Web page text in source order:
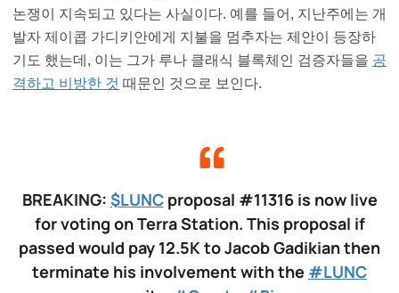
논쟁이 지속되고 있다는 사실이다. 예를 들어, 지난주에는 개
발자 제이콥 가디키안에게 지불을 멈추자는 제안이 등장하
기도 했는데, 이는 그가 루나 클래식 블록체인 검증자들을 공
격하고 비방한 것 때문인 것으로 보인다.
BREAKING: $LUNCproposal #11316 is now live
for voting on Terra Station. This proposal if
passed would pay 12.5K to Jacob Gadikian then
terminate his involvement with the #LUNC